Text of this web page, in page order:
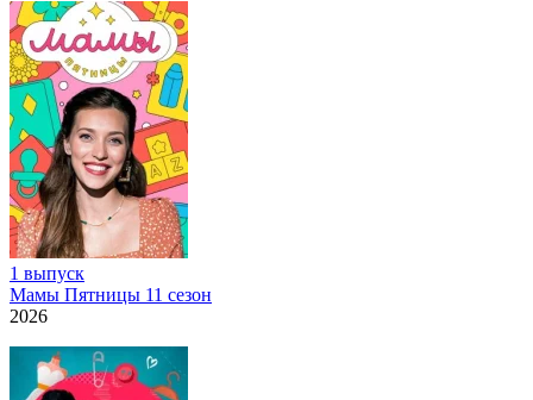
1 выпуск
Мамы Пятницы 11 сезон
2026